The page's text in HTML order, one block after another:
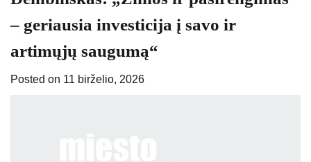
– geriausia investicija į savo ir
artimųjų saugumą“
Posted on 11 birželio, 2026